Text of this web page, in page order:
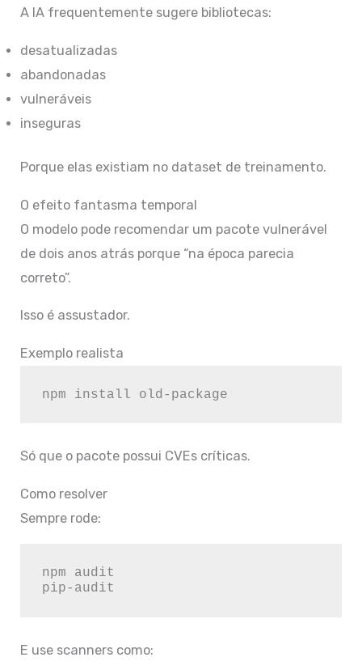
A IA frequentemente sugere bibliotecas:
desatualizadas
abandonadas
vulneráveis
inseguras
Porque elas existiam no dataset de treinamento.
O efeito fantasma temporal
O modelo pode recomendar um pacote vulnerável
de dois anos atrás porque “na época parecia
correto”.
Isso é assustador.
Exemplo realista
Só que o pacote possui CVEs críticas.
Como resolver
Sempre rode:
npm audit
E use scanners como: